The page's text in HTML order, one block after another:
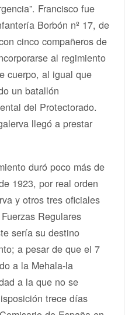
Francisco fue
Borbón nº 17, de
cinco compañeros de
al regimiento
cuerpo, al igual que
un batallón
del Protectorado.
llegó a prestar
duró poco más de
1923, por real orden
y otros tres oficiales
Regulares
sería su destino
a pesar de que el 7
a la Mehala-la
a la que no se
trece días